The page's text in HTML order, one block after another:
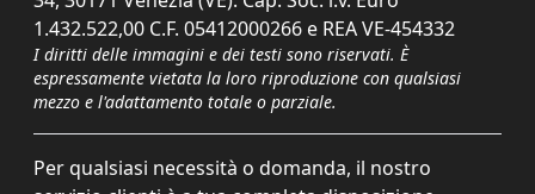
1.432.522,00 C.F. 05412000266 e REA VE-454332
I diritti delle immagini e dei testi sono riservati. È
espressamente vietata la loro riproduzione con qualsiasi
mezzo e l'adattamento totale o parziale.
Per qualsiasi necessità o domanda, il nostro